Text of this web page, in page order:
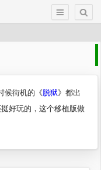
候街机的《脱狱》都出
好玩的，这个移植版做